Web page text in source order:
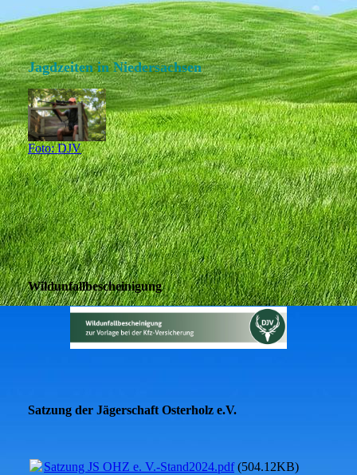
Jagdzeiten in Niedersachsen
Foto: DJV
Wildunfallbescheinigung
Satzung der Jägerschaft Osterholz e.V.
Satzung JS OHZ e. V.-Stand2024.pdf(504.12KB)